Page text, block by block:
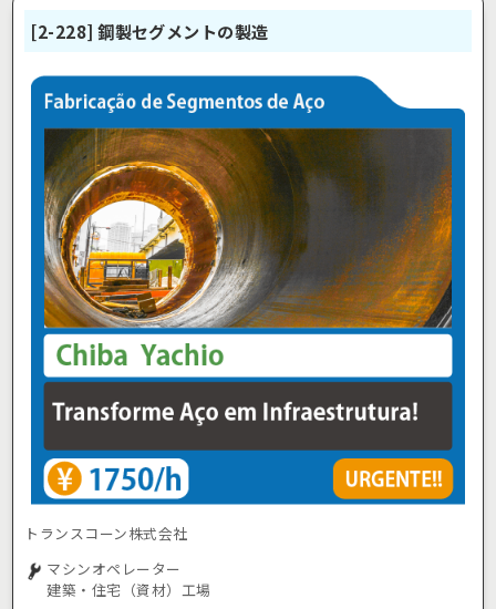
[2-228] 鋼製セグメントの製造
トランスコーン株式会社
マシンオペレーター
建築・住宅（資材）工場